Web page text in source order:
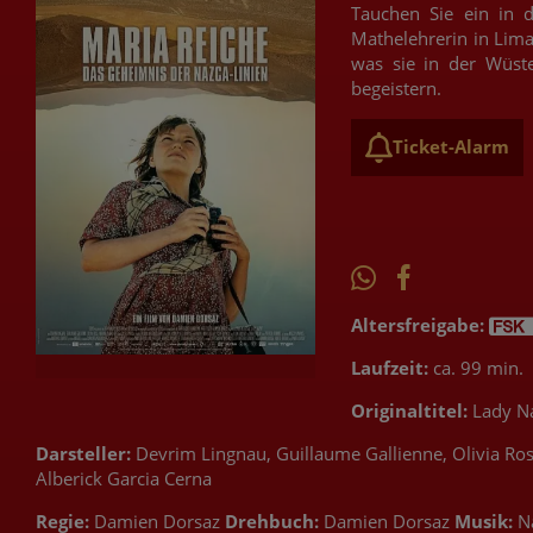
Tauchen Sie ein in
Mathelehrerin in
was sie in der
begeistern.
Ticket-Alarm
Altersfreigabe:
Laufzeit: ca. 99 min.
Originaltitel: Lady
Darsteller: Devrim Lingnau, Guillaume Gallienne, Olivia
Alberick Garcia Cerna
Regie: Damien Dorsaz Drehbuch: Damien Dorsaz Musik: